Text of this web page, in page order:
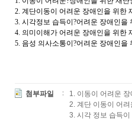
2. 계단이동이 어려운 장애인을 위한
3. 시각정보 습득이?어려운 장애인
4. 의미이해가 어려운 장애인을 위한
5. 음성 의사소통이?어려운 장애인을
첨부파일
1. 이동이 어려운
2. 계단 이동이 어
3. 시각 정보 습득